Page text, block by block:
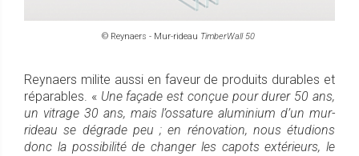
© Reynaers - Mur-rideau TimberWall 50
Reynaers milite aussi en faveur de produits durables et
réparables. « Une façade est conçue pour durer 50 ans,
un vitrage 30 ans, mais l’ossature aluminium d’un mur-
rideau se dégrade peu ; en rénovation, nous étudions
donc la possibilité de changer les capots extérieurs, le